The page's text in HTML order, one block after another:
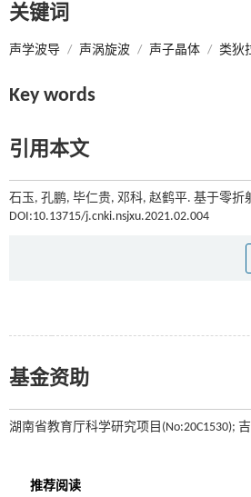
关键词
声学波导 / 声涡旋波 / 声子晶体 / 类狄
Key words
引用本文
石玉, 孔鹏, 毕仁贵, 邓科, 赵鹤平. 基于零折
DOI:10.13715/j.cnki.nsjxu.2021.02.004
基金资助
湖南省教育厅科学研究项目(No:20C1530);